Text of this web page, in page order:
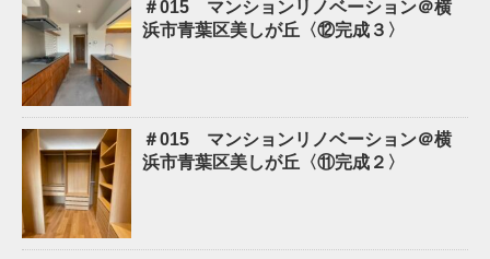
＃015 マンションリノベーション＠横
浜市青葉区美しが丘〈⑫完成３〉
＃015 マンションリノベーション＠横
浜市青葉区美しが丘〈⑪完成２〉